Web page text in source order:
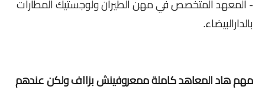
- المعهد المتخصص في مهن الطيران ولوجستيك المطارات
بالدارالبيضاء.
مهم هاد المعاهد كاملة ممعروفينش بزااف ولكن عندهم